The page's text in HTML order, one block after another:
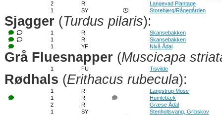
2
R
Langevad Plantage
1
SY Storebjerg/Rågegården
Sjagger (Turdus pilaris):
1 R
Skansebakken
1
R
Skansebakken
1
YF Nivå Ådal
Grå Fluesnapper (Muscicapa
1 FU Tisvilde
Rødhals (Erithacus rubecula):
1 R
Langstrup Mose
1
R
Humlebæk
2
R
Græse Ådal
1
SY
Stenholtsvang, Gribskov